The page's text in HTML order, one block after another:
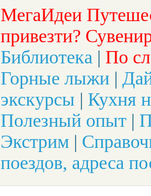
МегаИдеи
привезти?
Библиотека | По
Горные лыжи |
экскурсы | Кухня
Полезный опыт |
Экстрим |
поездов, адреса